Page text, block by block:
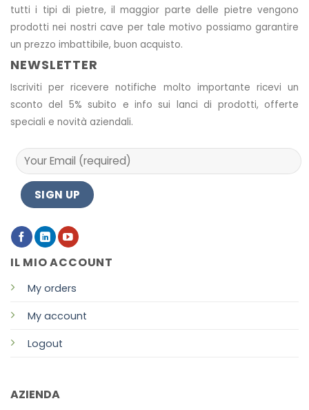
tutti i tipi di pietre, il maggior parte delle pietre vengono
prodotti nei nostri cave per tale motivo possiamo garantire
un prezzo imbattibile, buon acquisto.
IL MIO ACCOUNT
My orders
My account
Logout
AZIENDA
NEWSLETTER
Iscriviti per ricevere notifiche molto importante ricevi un
sconto del 5% subito e info sui lanci di prodotti, offerte
speciali e novità aziendali.